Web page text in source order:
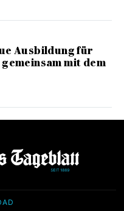
Ausbildung für
mit dem